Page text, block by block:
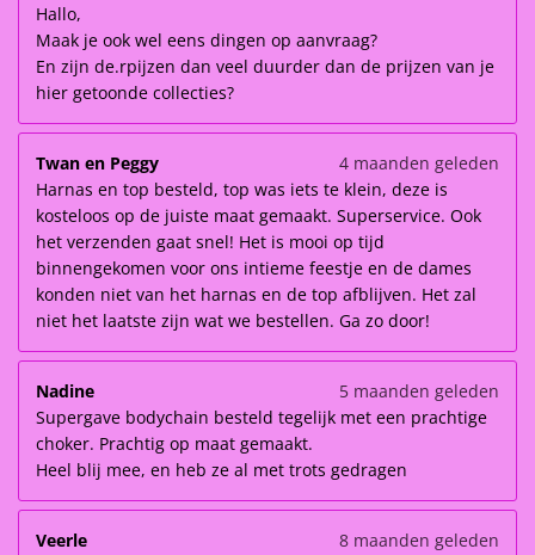
Hallo,
Maak je ook wel eens dingen op aanvraag?
En zijn de.rpijzen dan veel duurder dan de prijzen van je
hier getoonde collecties?
Twan en Peggy
4 maanden geleden
Harnas en top besteld, top was iets te klein, deze is
kosteloos op de juiste maat gemaakt. Superservice. Ook
het verzenden gaat snel! Het is mooi op tijd
binnengekomen voor ons intieme feestje en de dames
konden niet van het harnas en de top afblijven. Het zal
niet het laatste zijn wat we bestellen. Ga zo door!
Nadine
5 maanden geleden
Supergave bodychain besteld tegelijk met een prachtige
choker. Prachtig op maat gemaakt.
Heel blij mee, en heb ze al met trots gedragen
Veerle
8 maanden geleden